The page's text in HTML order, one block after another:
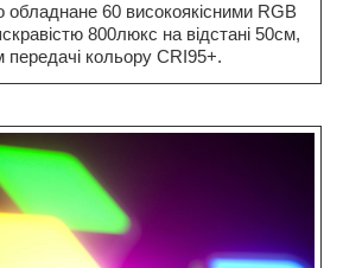
обладнане 60 високоякісними RGB
800люкс на відстані 50см,
передачі кольору CRI95+.